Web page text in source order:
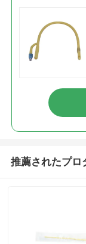
推薦されたプロ